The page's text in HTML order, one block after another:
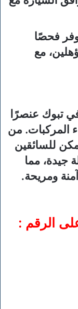
فحصًا
مع
تبوك عنصرًا
المركبات. من
للسائقين
جيدة، مما
ومريحة.
الرقم :